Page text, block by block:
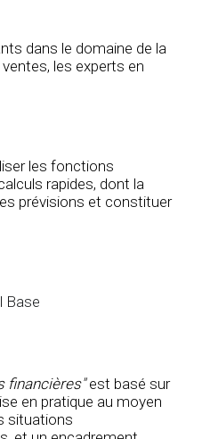
dans le domaine de la
les experts en
les fonctions
rapides, dont la
prévisions et constituer
Base
financières"est basé sur
en pratique au moyen
situations